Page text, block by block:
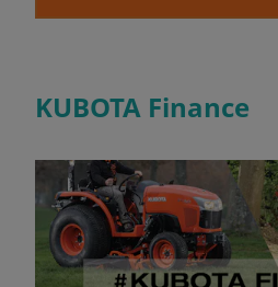
KUBOTA Finance